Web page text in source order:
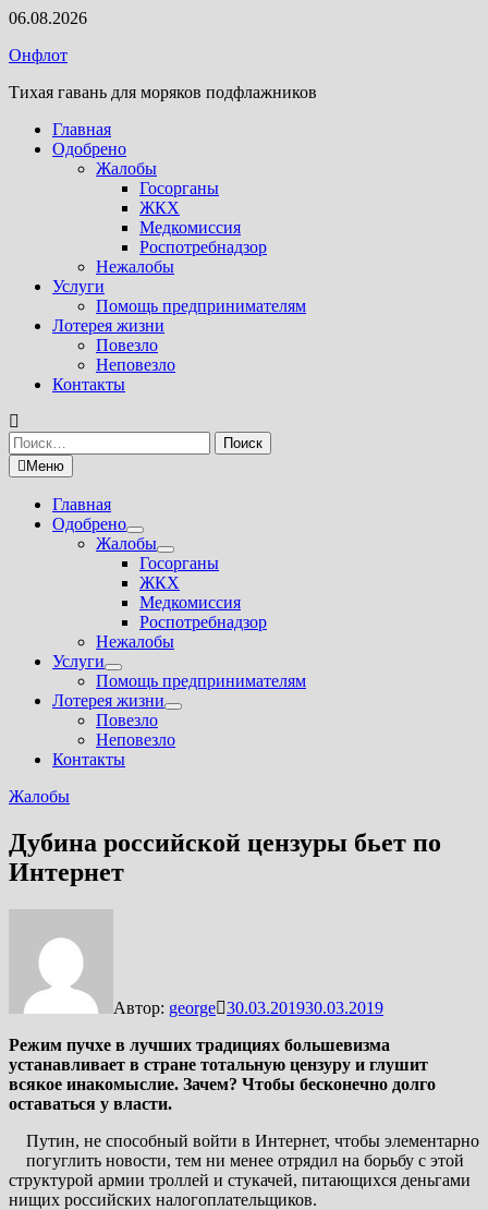
Перейти
содержимому
06.08.2026
Онфлот
Тихая гавань для моряков подфлажников
Главная
Одобрено
Жалобы
Госорганы
ЖКХ
Медкомиссия
Роспотребнадзор
Нежалобы
Услуги
Помощь предпринимателям
Лотерея жизни
Повезло
Неповезло
Контакты
Найти:
Меню
Главная
Одобрено
Показать
подменю
Жалобы
Показать
подменю
Госорганы
ЖКХ
Медкомиссия
Роспотребнадзор
Нежалобы
Услуги
Показать
подменю
Помощь предпринимателям
Лотерея жизни
Показать
Повезло
Неповезло
Контакты
Жалобы
Дубина российской цензуры бьет по
Интернет
Автор: george 30.03.201930.03.2019
Режим пучхе в лучших традициях большевизма
устанавливает в стране тотальную цензуру и глушит
всякое инакомыслие. Зачем? Чтобы бесконечно долго
оставаться у власти.
Путин, не способный войти в Интернет, чтобы элементарно
погуглить новости, тем ни менее отрядил на борьбу с этой
структурой армии троллей и стукачей, питающихся деньгами
нищих российских налогоплательщиков.